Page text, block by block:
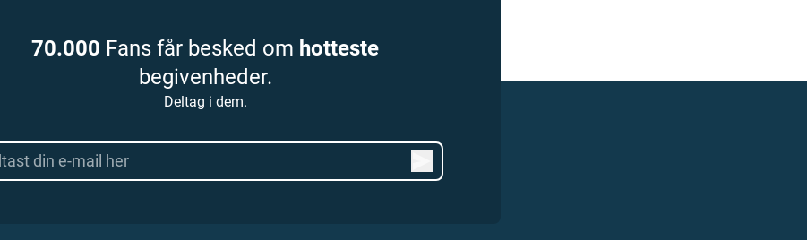
70.000 Fans får besked om hotteste
begivenheder.
Deltag i dem.